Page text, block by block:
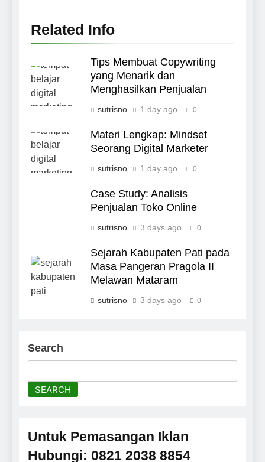
Related Info
Tips Membuat Copywriting
yang Menarik dan
Menghasilkan Penjualan
sutrisno 1 day ago 0
Materi Lengkap: Mindset
Seorang Digital Marketer
sutrisno 1 day ago 0
Case Study: Analisis
Penjualan Toko Online
sutrisno 3 days ago 0
Sejarah Kabupaten Pati pada
Masa Pangeran Pragola II
Melawan Mataram
sutrisno 3 days ago 0
Search
SEARCH
Untuk Pemasangan Iklan
Hubungi: 0821 2038 8854